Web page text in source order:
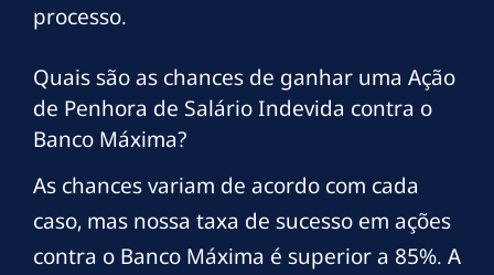
processo.
Quais são as chances de ganhar uma Ação
de Penhora de Salário Indevida contra o
Banco Máxima?
As chances variam de acordo com cada
caso, mas nossa taxa de sucesso em ações
contra o Banco Máxima é superior a 85%. A